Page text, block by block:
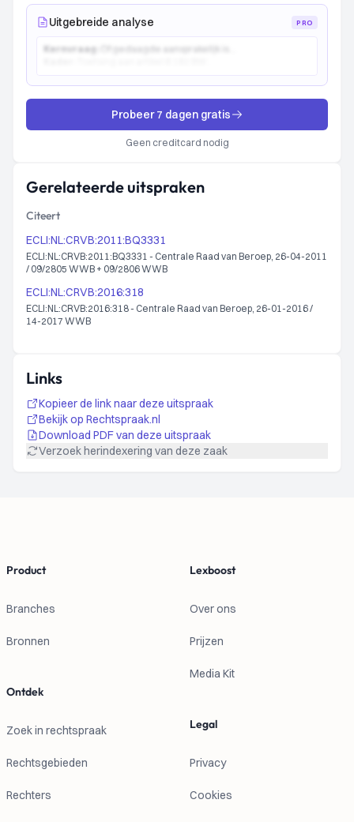
Uitgebreide analyse PRO
Kernvraag:
Probeer 7 dagen gratis
Geen creditcard nodig
Gerelateerde uitspraken
Citeert
ECLI:NL:CRVB:2011:BQ3331
ECLI:NL:CRVB:2011:BQ3331 - Centrale Raad van Beroep, 26-04-2011
/ 09/2805 WWB + 09/2806 WWB
ECLI:NL:CRVB:2016:318
ECLI:NL:CRVB:2016:318 - Centrale Raad van Beroep, 26-01-2016 /
14-2017 WWB
Links
Kopieer de link naar deze uitspraak
Bekijk op Rechtspraak.nl
Download PDF van deze uitspraak
Verzoek herindexering van deze zaak
Product
Branches
Bronnen
Ontdek
Zoek in rechtspraak
Rechtsgebieden
Rechters
Lexboost
Over ons
Prijzen
Media Kit
Legal
Privacy
Cookies